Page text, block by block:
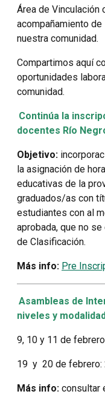
Área de Vinculación
acompañamiento
nuestra comunidad.
Compartimos aquí
oportunidades
comunidad.
Continúa la
docentes Río
Objetivo:
la asignación de
educativas de la
graduados/as con
estudiantes con al
aprobada, que no
de Clasificación.
Más info: Pre
Asambleas de
niveles y
9, 10 y 11 de
19 y 20 de febrero:
Más info: consultar